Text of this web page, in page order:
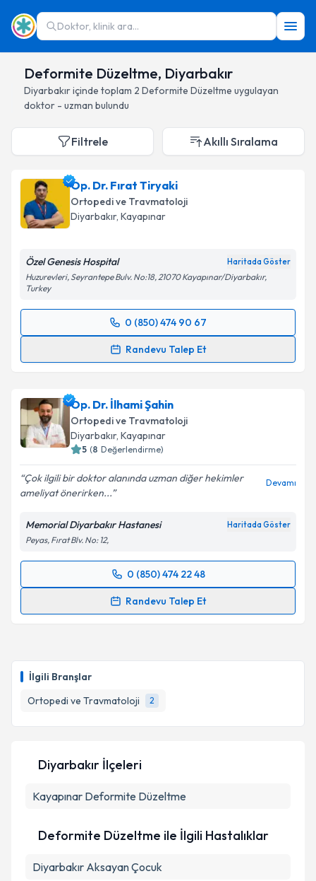
Doktor, klinik ara...
Deformite Düzeltme, Diyarbakır
Diyarbakıriçinde toplam 2 Deformite Düzeltme uygulayan
doktor - uzman bulundu
İlgili Branşlar
Ortopedi ve Travmatoloji
2
Filtrele Akıllı Sıralama
Op. Dr. Fırat Tiryaki
Ortopedi ve Travmatoloji
Diyarbakır, Kayapınar
Özel Genesis Hospital Haritada Göster
Huzurevleri, Seyrantepe Bulv. No:18, 21070 Kayapınar/Diyarbakır,
Turkey
0 (850) 474 90 67
Randevu Talep Et
Randevu Takvimi Talebi
takvim hazırlandığında e-posta ile bilgilendireceğiz.
E-posta Adresiniz
kapsamda işlenmesini kabul ediyorum.
Takvim Talebini Gönder
Op. Dr. İlhami Şahin
Ortopedi ve Travmatoloji
Diyarbakır, Kayapınar
5 (8 Değerlendirme)
Çok ilgili bir doktor alanında uzman diğer hekimler
ameliyat önerirken...
Devamı
Memorial Diyarbakır Hastanesi Haritada Göster
Peyas, Fırat Blv. No: 12,
0 (850) 474 22 48
Randevu Talep Et
Randevu Takvimi Talebi
E-posta Adresiniz
Kişisel verilerimin işlenmesine ilişkin
Metni'ni okudum ve kişisel verilerimin belirtilen
Takvim Talebini Gönder
Diyarbakır İlçeleri
Kayapınar Deformite Düzeltme
Deformite Düzeltme ile İlgili Hastalıklar
Diyarbakır Aksayan Çocuk